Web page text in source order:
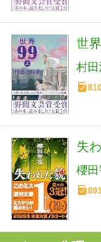
世
村田
失
櫻